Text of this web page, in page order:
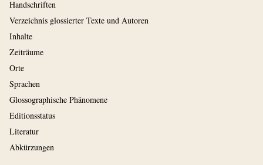
Handschriften
Verzeichnis glossierter Texte und Autoren
Inhalte
Zeiträume
Orte
Sprachen
Glossographische Phänomene
Editionsstatus
Literatur
Abkürzungen